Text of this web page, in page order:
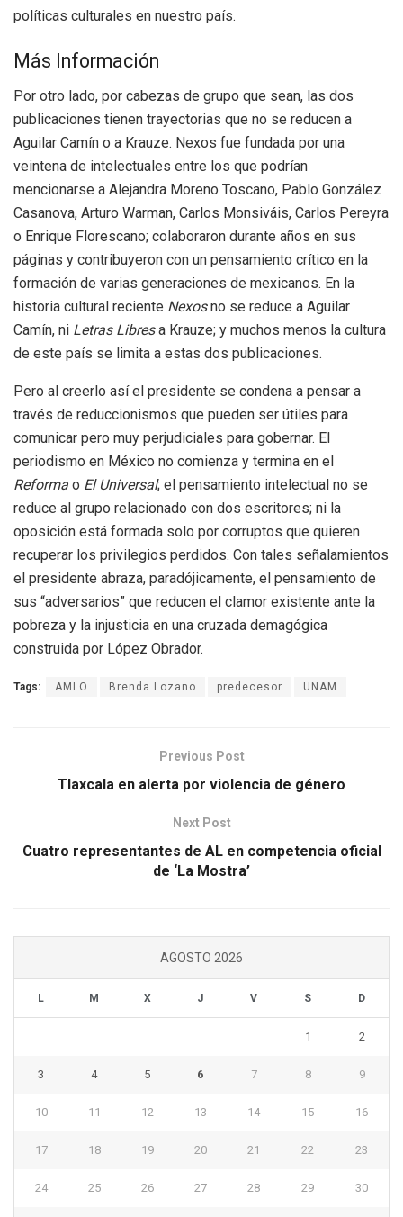
políticas culturales en nuestro país.
Más Información
Por otro lado, por cabezas de grupo que sean, las dos
publicaciones tienen trayectorias que no se reducen a
Aguilar Camín o a Krauze. Nexos fue fundada por una
veintena de intelectuales entre los que podrían
mencionarse a Alejandra Moreno Toscano, Pablo González
Casanova, Arturo Warman, Carlos Monsiváis, Carlos Pereyra
o Enrique Florescano; colaboraron durante años en sus
páginas y contribuyeron con un pensamiento crítico en la
formación de varias generaciones de mexicanos. En la
historia cultural reciente Nexosno se reduce a Aguilar
Camín, ni Letras Libresa Krauze; y muchos menos la cultura
de este país se limita a estas dos publicaciones.
Pero al creerlo así el presidente se condena a pensar a
través de reduccionismos que pueden ser útiles para
comunicar pero muy perjudiciales para gobernar. El
periodismo en México no comienza y termina en el
Reforma o El Universal; el pensamiento intelectual no se
reduce al grupo relacionado con dos escritores; ni la
oposición está formada solo por corruptos que quieren
recuperar los privilegios perdidos. Con tales señalamientos
el presidente abraza, paradójicamente, el pensamiento de
sus “adversarios” que reducen el clamor existente ante la
pobreza y la injusticia en una cruzada demagógica
construida por López Obrador.
Tags: AMLO Brenda Lozano predecesor UNAM
Previous Post
Tlaxcala en alerta por violencia de género
Next Post
Cuatro representantes de AL en competencia oficial
de ‘La Mostra’
AGOSTO 2026
L M X J V S D
1 2
3 4 5 6 7 8 9
10 11 12 13 14 15 16
17 18 19 20 21 22 23
24 25 26 27 28 29 30